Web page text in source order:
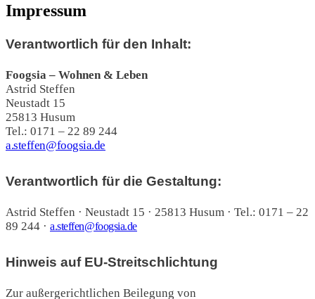
Impressum
Verantwortlich für den Inhalt:
Foogsia – Wohnen & Leben
Astrid Steffen
Neustadt 15
25813 Husum
Tel.: 0171 – 22 89 244
a.steffen@foogsia.de
Verantwortlich für die Gestaltung:
Astrid Steffen · Neustadt 15 · 25813 Husum · Tel.: 0171 – 22
89 244 · a.steffen@foogsia.de
Hinweis auf EU-Streitschlichtung
Zur außergerichtlichen Beilegung von